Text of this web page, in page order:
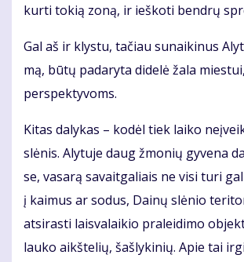
kur­ti to­kią zo­ną, ir ieš­ko­ti ben­drų
Gal aš ir klys­tu, ta­čiau su­nai­ki­nus
mą, bū­tų padaryta didelė žala
perspektyvoms.
Ki­tas da­ly­kas – ko­dėl tiek lai­ko
slė­nis. Aly­tu­je daug žmo­nių gy­ve­na
se, va­sa­rą sa­vait­ga­liais ne vi­si tu­ri
į kai­mus ar so­dus, Dai­nų slė­nio
at­si­ras­ti lais­va­lai­kio pra­lei­di­mo
lau­ko aikš­te­lių, šaš­ly­ki­nių. Apie tai